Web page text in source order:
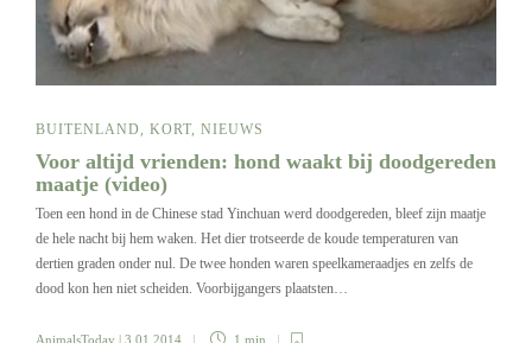
BUITENLAND, KORT, NIEUWS
Voor altijd vrienden: hond waakt bij doodgereden
maatje (video)
Toen een hond in de Chinese stad Yinchuan werd doodgereden, bleef zijn maatje
de hele nacht bij hem waken. Het dier trotseerde de koude temperaturen van
dertien graden onder nul. De twee honden waren speelkameraadjes en zelfs de
dood kon hen niet scheiden. Voorbijgangers plaatsten…
AnimalsToday | 3 01 2014 1 min